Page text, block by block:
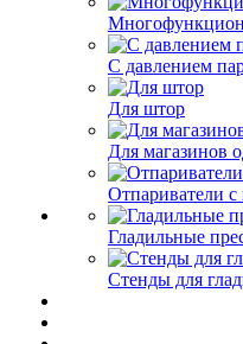
С давлением
Для штор
Для магазинов
Отпариватели с
Гладильные
Стенды для